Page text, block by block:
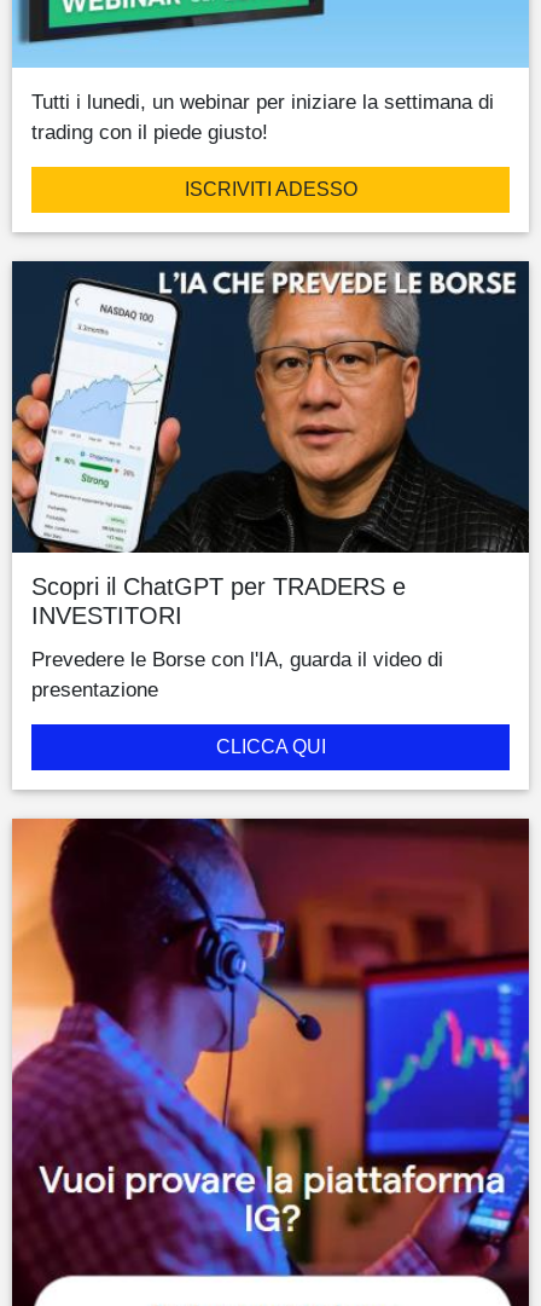
Tutti i lunedi, un webinar per iniziare la settimana di
trading con il piede giusto!
ISCRIVITI ADESSO
Scopri il ChatGPT per TRADERS e
INVESTITORI
Prevedere le Borse con l'IA, guarda il video di
presentazione
CLICCA QUI